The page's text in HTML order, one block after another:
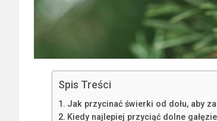
Spis Treści
Jak przycinać świerki od dołu, aby
Kiedy najlepiej przyciąć dolne